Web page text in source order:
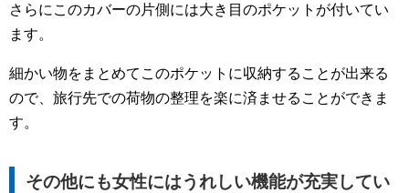
さらにこのカバーの片側には大き目のポケットが付いてい
ます。
細かい物をまとめてこのポケットに収納することが出来る
ので、旅行先での荷物の整理を楽に済ませることができま
す。
その他にも女性にはうれしい機能が充実してい